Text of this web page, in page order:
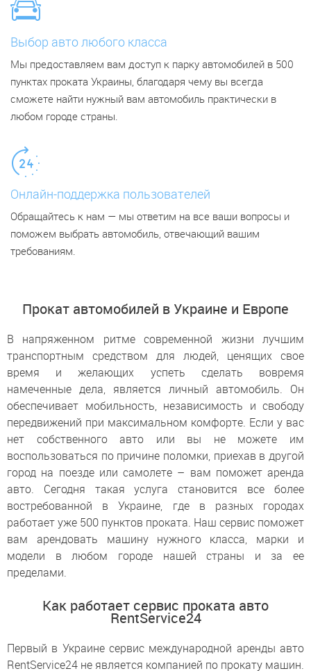
Выбор авто любого класса
Мы предоставляем вам доступ к парку автомобилей в 500
пунктах проката Украины, благодаря чему вы всегда
сможете найти нужный вам автомобиль практически в
любом городе страны.
Онлайн-поддержка пользователей
Обращайтесь к нам — мы ответим на все ваши вопросы и
поможем выбрать автомобиль, отвечающий вашим
требованиям.
Прокат автомобилей в Украине и Европе
В напряженном ритме современной жизни лучшим
транспортным средством для людей, ценящих свое
время и желающих успеть сделать вовремя
намеченные дела, является личный автомобиль. Он
обеспечивает мобильность, независимость и свободу
передвижений при максимальном комфорте. Если у вас
нет собственного авто или вы не можете им
воспользоваться по причине поломки, приехав в другой
город на поезде или самолете – вам поможет аренда
авто. Сегодня такая услуга становится все более
востребованной в Украине, где в разных городах
работает уже 500 пунктов проката. Наш сервис поможет
вам арендовать машину нужного класса, марки и
модели в любом городе нашей страны и за ее
пределами.
Как работает сервис проката авто
RentService24
Первый в Украине сервис международной аренды авто
RentService24 не является компанией по прокату машин.